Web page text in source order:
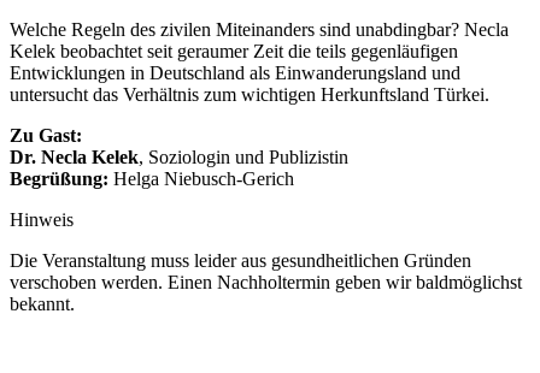
Welche Regeln des zivilen Miteinanders sind unabdingbar? Necla
Kelek beobachtet seit geraumer Zeit die teils gegenläufigen
Entwicklungen in Deutschland als Einwanderungsland und
untersucht das Verhältnis zum wichtigen Herkunftsland Türkei.
Zu Gast:
Dr. Necla Kelek, Soziologin und Publizistin
Begrüßung: Helga Niebusch-Gerich
Hinweis
Die Veranstaltung muss leider aus gesundheitlichen Gründen
verschoben werden. Einen Nachholtermin geben wir baldmöglichst
bekannt.